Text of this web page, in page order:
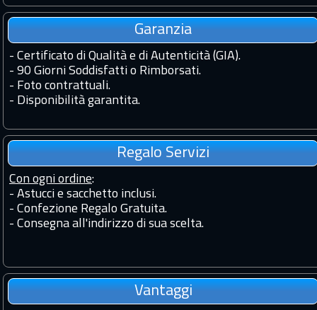
Garanzia
- Certificato di Qualità e di Autenticità (GIA).
- 90 Giorni Soddisfatti o Rimborsati.
- Foto contrattuali.
- Disponibilità garantita.
Regalo Servizi
Con ogni ordine:
- Astucci e sacchetto inclusi.
- Confezione Regalo Gratuita.
- Consegna all'indirizzo di sua scelta.
Vantaggi